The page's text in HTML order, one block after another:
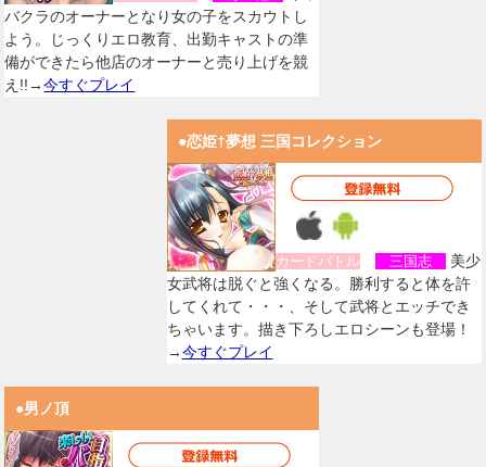
バクラのオーナーとなり女の子をスカウトし
よう。じっくりエロ教育、出勤キャストの準
備ができたら他店のオーナーと売り上げを競
え!!→今すぐプレイ
●恋姫†夢想 三国コレクション
カードバトル 三国志
美少
女武将は脱ぐと強くなる。勝利すると体を許
してくれて・・・、そして武将とエッチでき
ちゃいます。描き下ろしエロシーンも登場！
→今すぐプレイ
●男ノ頂